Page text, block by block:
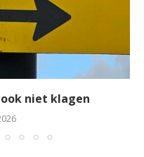
niet klagen